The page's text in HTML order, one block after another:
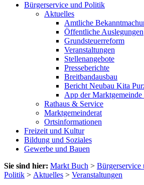
Bürgerservice und Politik
Aktuelles
Amtliche
Öffentliche Auslegungen
Grundsteuerreform
Veranstaltungen
Stellenangebote
Presseberichte
Breitbandausbau
Bericht Neubau Kita
App der Marktgemeinde
Rathaus & Service
Marktgemeinderat
Ortsinformationen
Freizeit und Kultur
Bildung und Soziales
Gewerbe und Bauen
Sie sind hier: Markt Buch > Bürgerservice
Politik > Aktuelles > Veranstaltungen